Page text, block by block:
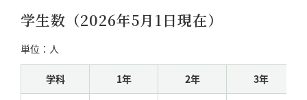
学生数（2026年5月1日現在）
単位：人
学科 1年 2年 3年